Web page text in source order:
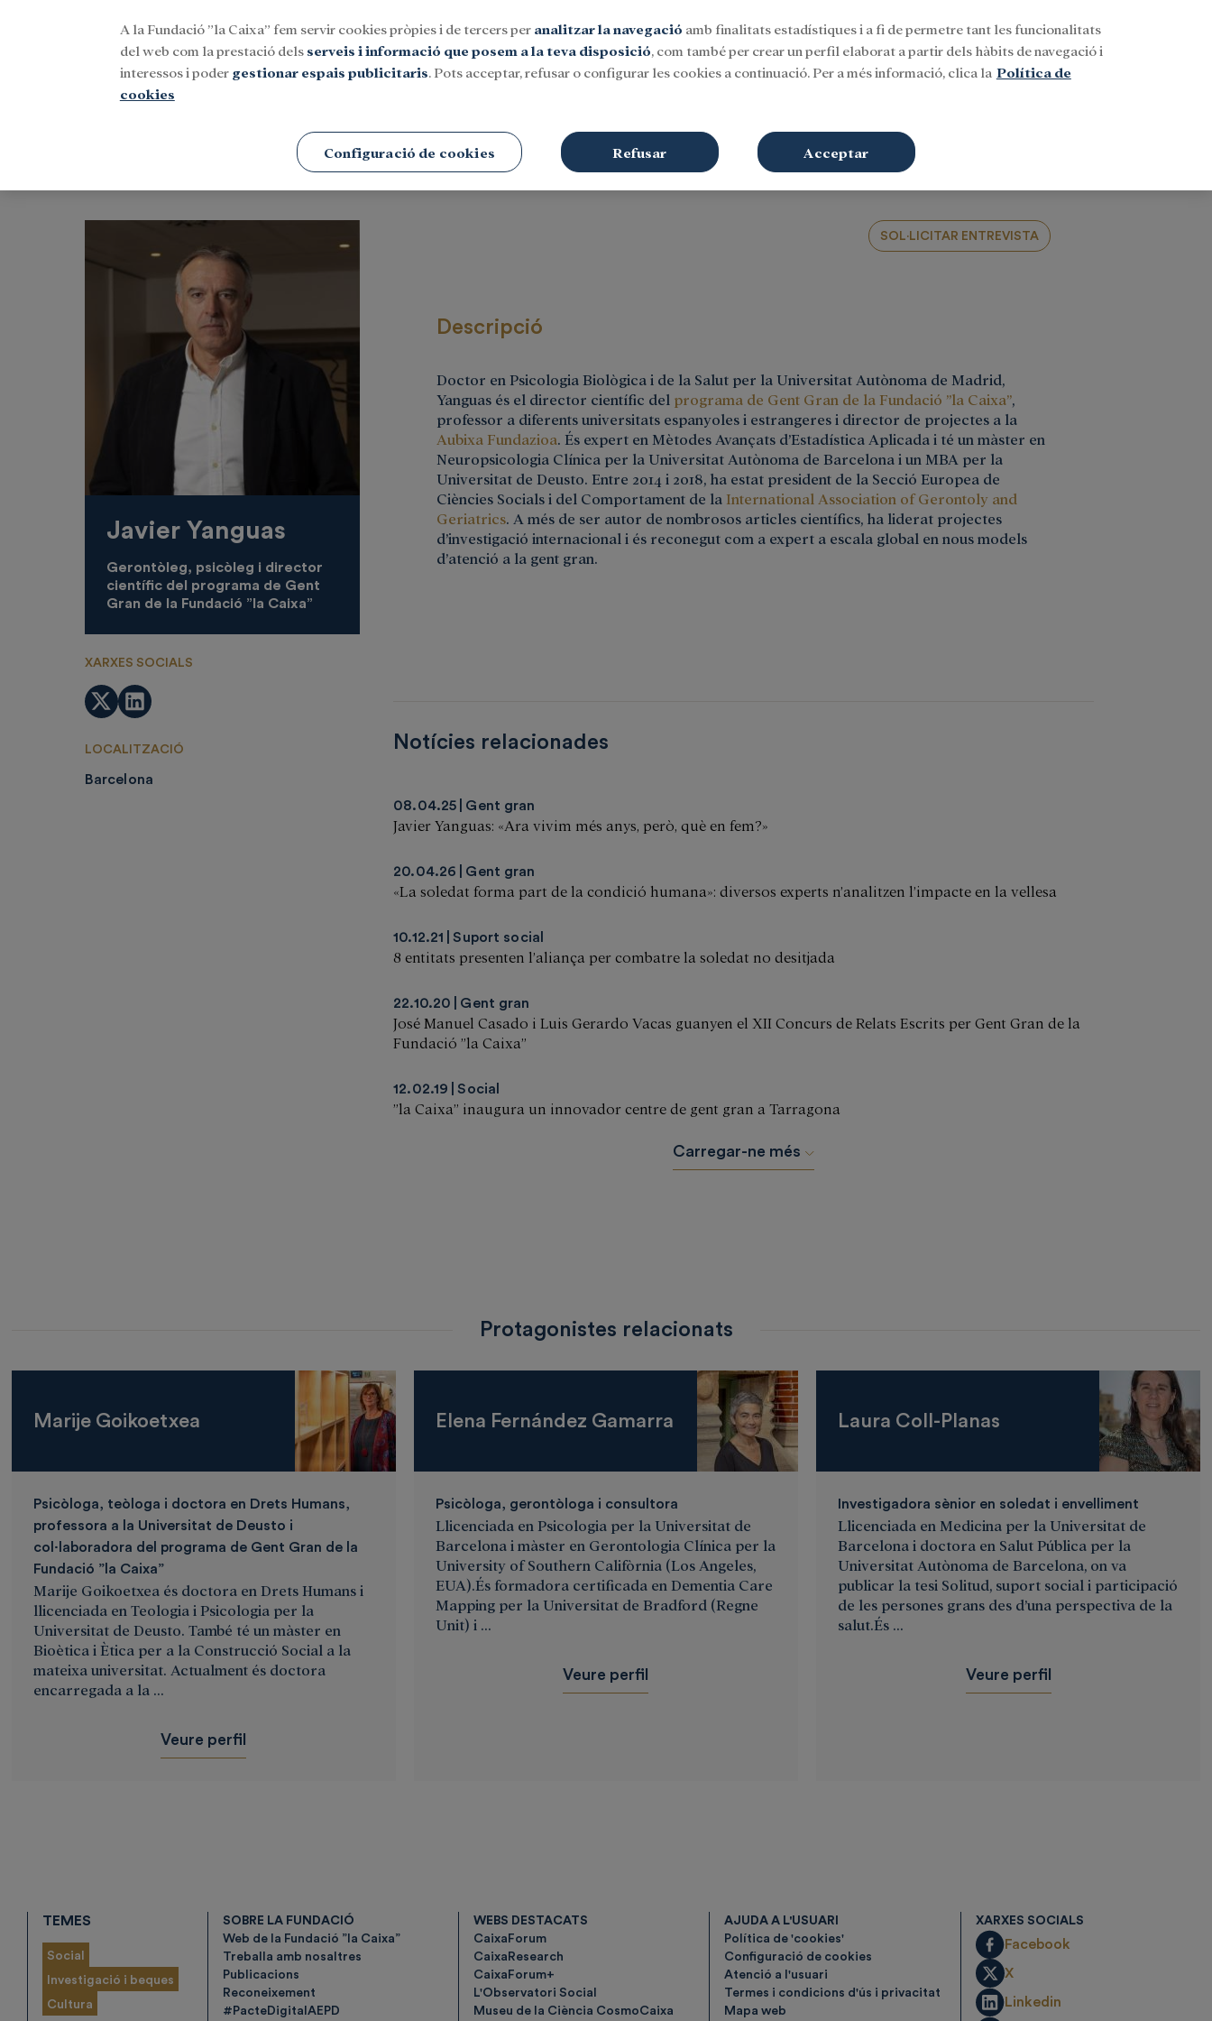
Iniciar sessió Buscar
Javier Yanguas
Gerontòleg, psicòleg i director
científic del programa de Gent
Gran de la Fundació ”la Caixa”
XARXES SOCIALS
TwitterLinkedIn
LOCALITZACIÓ
Barcelona
SOL·LICITAR ENTREVISTA
Descripció
Doctor en Psicologia Biològica i de la Salut per la Universitat Autònoma de Madrid,
Yanguas és el director científic del programa de Gent Gran de la Fundació ”la Caixa”,
professor a diferents universitats espanyoles i estrangeres i director de projectes a la
Aubixa Fundazioa. És expert en Mètodes Avançats d’Estadística Aplicada i té un màster en
Neuropsicologia Clínica per la Universitat Autònoma de Barcelona i un MBA per la
Universitat de Deusto. Entre 2014 i 2018, ha estat president de la Secció Europea de
Ciències Socials i del Comportament de la International Association of Gerontoly and
Geriatrics. A més de ser autor de nombrosos articles científics, ha liderat projectes
d’investigació internacional i és reconegut com a expert a escala global en nous models
d’atenció a la gent gran.
Notícies relacionades
08.04.25 Gent gran
Javier Yanguas: «Ara vivim més anys, però, què en fem?»
20.04.26 Gent gran
«La soledat forma part de la condició humana»: diversos experts n’analitzen l’impacte en la vellesa
10.12.21 Suport social
8 entitats presenten l’aliança per combatre la soledat no desitjada
22.10.20 Gent gran
José Manuel Casado i Luis Gerardo Vacas guanyen el XII Concurs de Relats Escrits per Gent Gran de la
Fundació ”la Caixa”
12.02.19 Social
”la Caixa” inaugura un innovador centre de gent gran a Tarragona
Carregar-ne més
Protagonistes relacionats
Marije Goikoetxea
Psicòloga, teòloga i doctora en Drets Humans,
professora a la Universitat de Deusto i
col·laboradora del programa de Gent Gran de la
Fundació ”la Caixa”
Marije Goikoetxea és doctora en Drets Humans i
llicenciada en Teologia i Psicologia per la
Universitat de Deusto. També té un màster en
Bioètica i Ètica per a la Construcció Social a la
mateixa universitat. Actualment és doctora
encarregada a la ...
Veure perfil
Elena Fernández Gamarra
Psicòloga, gerontòloga i consultora
Llicenciada en Psicologia per la Universitat de
Barcelona i màster en Gerontologia Clínica per la
University of Southern Califòrnia (Los Angeles,
EUA).És formadora certificada en Dementia Care
Mapping per la Universitat de Bradford (Regne
Unit) i ...
Veure perfil
Laura Coll-Planas
Investigadora sènior en soledat i envelliment
Llicenciada en Medicina per la Universitat de
Barcelona i doctora en Salut Pública per la
Universitat Autònoma de Barcelona, on va
publicar la tesi Solitud, suport social i participació
de les persones grans des d’una perspectiva de la
salut.És ...
Veure perfil
TEMES
Social
Investigació i beques
Cultura
SOBRE LA FUNDACIÓ
Web de la Fundació ”la Caixa”
Treballa amb nosaltres
Publicacions
Reconeixement
#PacteDigitalAEPD
WEBS DESTACATS
CaixaForum
CaixaResearch
CaixaForum+
L'Observatori Social
Museu de la Ciència CosmoCaixa
AJUDA A L'USUARI
Política de 'cookies'
Configuració de cookies
Atenció a l'usuari
Termes i condicions d'ús i privacitat
Mapa web
XARXES SOCIALS
Facebook
X
Linkedin
A la Fundació ”la Caixa” fem servir cookies pròpies i de tercers per analitzar la navegació amb finalitats estadístiques i a fi de permetre tant les funcionalitats
del web com la prestació dels serveis i informació que posem a la teva disposició, com també per crear un perfil elaborat a partir dels hàbits de navegació i
interessos i poder gestionar espais publicitaris. Pots acceptar, refusar o configurar les cookies a continuació. Per a més informació, clica la Política de
cookies
Configuració de cookies Refusar Acceptar